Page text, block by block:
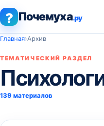
? Почемуха.ру
Главная›Архив
ТЕМАТИЧЕСКИЙ РАЗДЕЛ
139 материалов